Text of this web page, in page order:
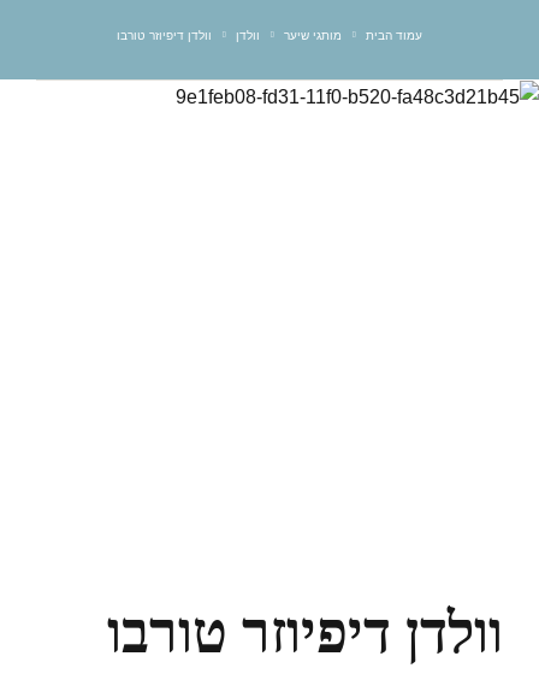
עמוד הבית מותגי שיער וולדן וולדן דיפיוזר טורבו
וולדן דיפיוזר טורבו